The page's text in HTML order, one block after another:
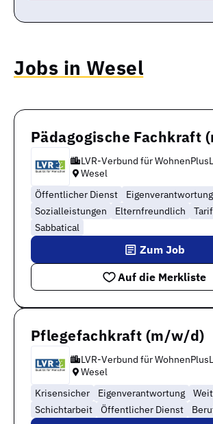
Jobs in Wesel
Pädagogische Fachkraft
LVR-Verbund für
Wesel
Öffentlicher Dienst
Eigenverantwortung
Sozialleistungen
Elternfreundlich
Sabbatical
Auf die Merkliste
Zum Job
Pflegefachkraft (m/w/d)
LVR-Verbund für
Wesel
Krisensicher
Eigenverantwortung
Schichtarbeit
Öffentlicher Dienst